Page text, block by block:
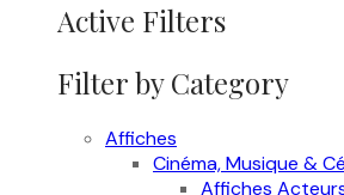
Active Filters
Filter by Category
Affiches
Cinéma, Musique &
Affiches